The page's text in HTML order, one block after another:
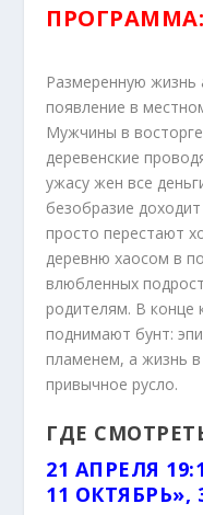
Размеренную жизнь
появление в
Мужчины в
деревенские
ужасу жен все
безобразие
просто перестают
деревню хаосом в
влюбленных
родителям. В
поднимают бунт:
пламенем, а жизнь
привычное русло.
ГДЕ
21 АПРЕЛЯ
11 ОКТЯБРЬ»,